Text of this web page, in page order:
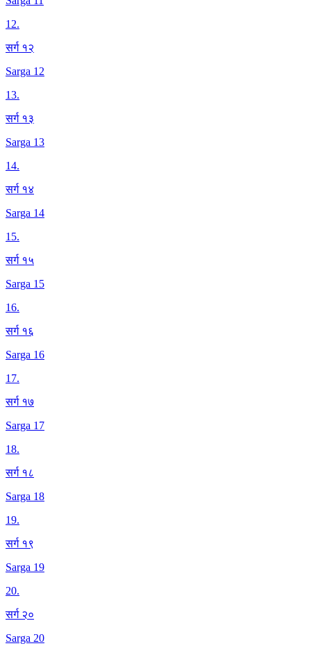
12.
सर्ग १२
Sarga 12
13.
सर्ग १३
Sarga 13
14.
सर्ग १४
Sarga 14
15.
सर्ग १५
Sarga 15
16.
सर्ग १६
Sarga 16
17.
सर्ग १७
Sarga 17
18.
सर्ग १८
Sarga 18
19.
सर्ग १९
Sarga 19
20.
सर्ग २०
Sarga 20